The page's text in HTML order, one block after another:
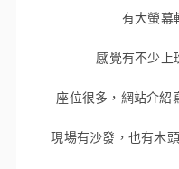
有大螢幕
感覺有不少上
座位很多，網站介紹
現場有沙發，也有木